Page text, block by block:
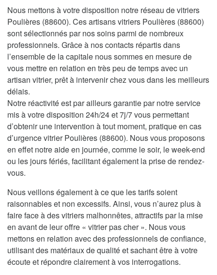
Nous mettons à votre disposition notre réseau de vitriers
Poulières (88600). Ces artisans vitriers Poulières (88600)
sont sélectionnés par nos soins parmi de nombreux
professionnels. Grâce à nos contacts répartis dans
l’ensemble de la capitale nous sommes en mesure de
vous mettre en relation en très peu de temps avec un
artisan vitrier, prêt à intervenir chez vous dans les meilleurs
délais.
Notre réactivité est par ailleurs garantie par notre service
mis à votre disposition 24h/24 et 7j/7 vous permettant
d’obtenir une intervention à tout moment, pratique en cas
d’urgence vitrier Poulières (88600). Nous vous proposons
en effet notre aide en journée, comme le soir, le week-end
ou les jours fériés, facilitant également la prise de rendez-
vous.
Nous veillons également à ce que les tarifs soient
raisonnables et non excessifs. Ainsi, vous n’aurez plus à
faire face à des vitriers malhonnêtes, attractifs par la mise
en avant de leur offre « vitrier pas cher ». Nous vous
mettons en relation avec des professionnels de confiance,
utilisant des matériaux de qualité et sachant être à votre
écoute et répondre clairement à vos interrogations.